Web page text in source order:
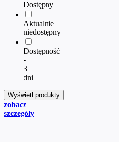
Dostępny
Aktualnie
niedostępny
Dostępność
-
3
dni
zobacz
szczegóły